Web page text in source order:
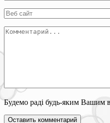
Будемо раді будь-яким Вашим